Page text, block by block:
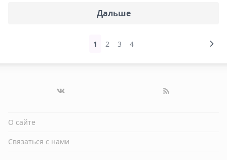
Дальше
1 2 3 4
О сайте
Связаться с нами